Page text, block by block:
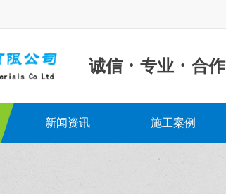
诚信 · 专业 · 合作
新闻资讯 施工案例